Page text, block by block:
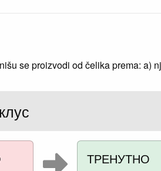
se proizvodi od čelika prema: a)
ТРЕНУТНО